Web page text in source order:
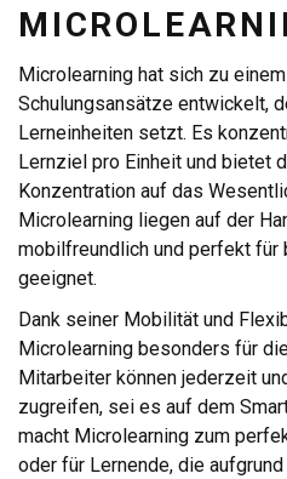
Microlearning hat sich zu
Schulungsansätze entwickelt,
Lerneinheiten setzt. Es
Lernziel pro Einheit und bietet
Konzentration auf das
Microlearning liegen auf der
mobilfreundlich und perfekt
geeignet.
Dank seiner Mobilität und
Microlearning besonders für
Mitarbeiter können jederzeit
zugreifen, sei es auf dem
macht Microlearning zum
oder für Lernende, die